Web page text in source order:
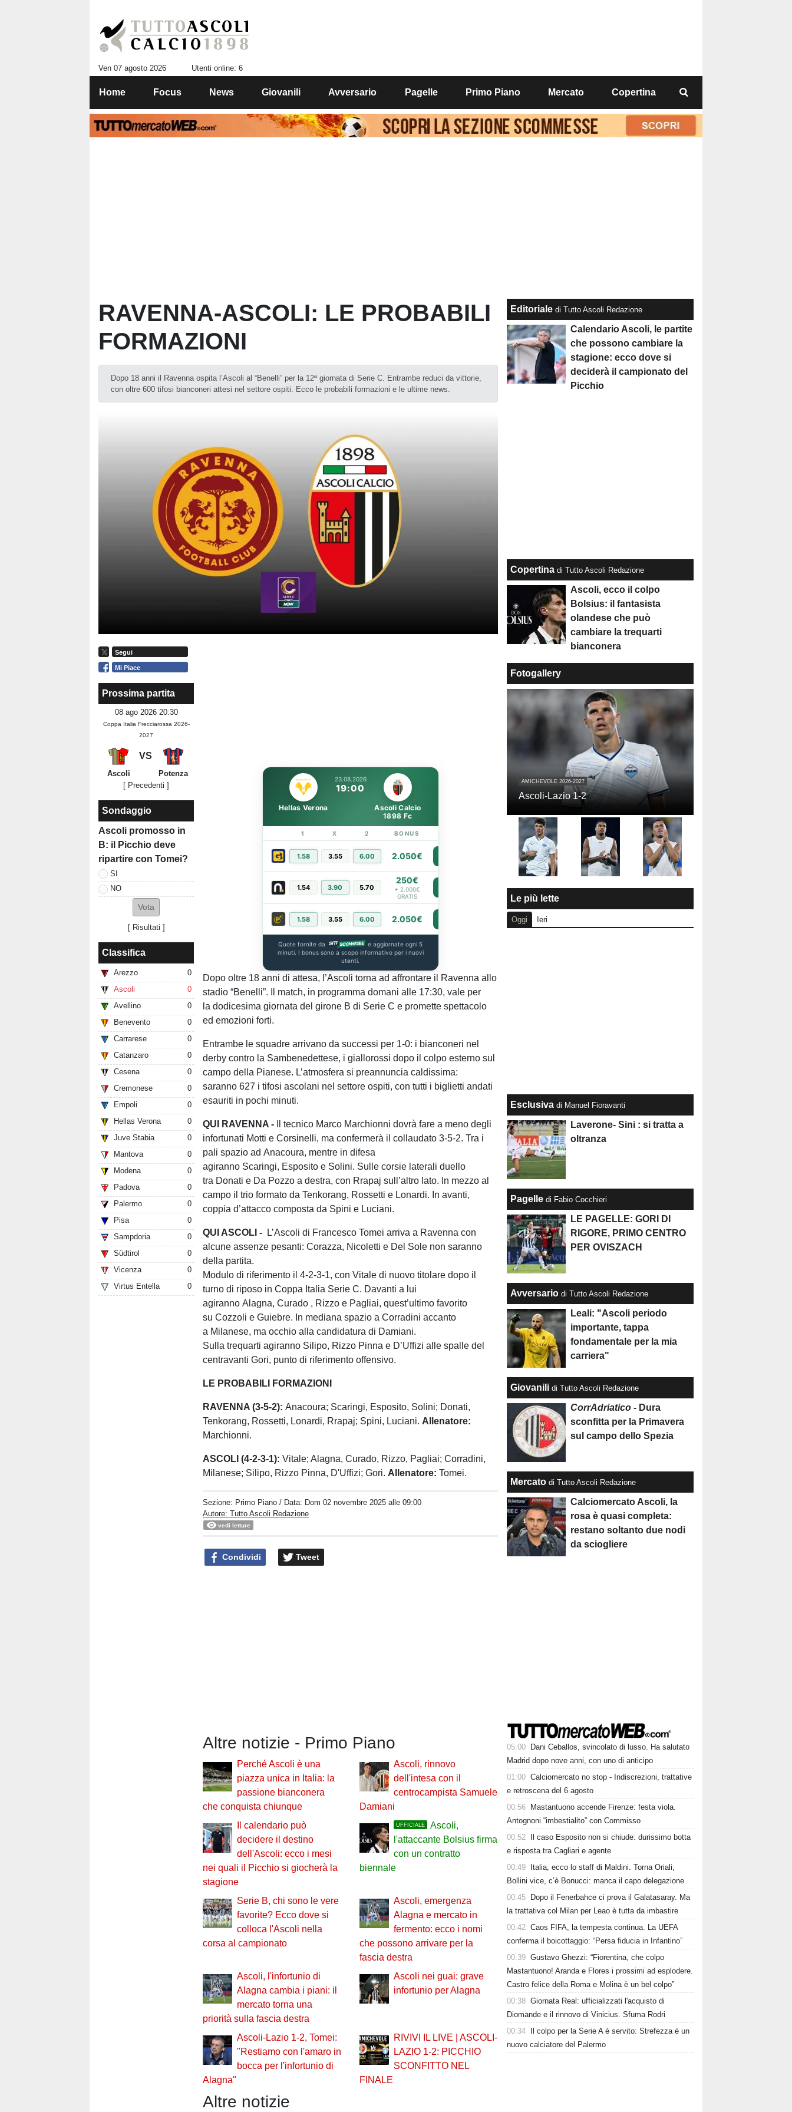
Ven 07 agosto 2026 Utenti online: 6
Home Focus News Giovanili Avversario Pagelle Primo Piano Mercato Copertina
RAVENNA-ASCOLI: LE PROBABILI
FORMAZIONI
Dopo 18 anni il Ravenna ospita l’Ascoli al “Benelli” per la 12ª giornata di Serie C. Entrambe reduci da vittorie,
con oltre 600 tifosi bianconeri attesi nel settore ospiti. Ecco le probabili formazioni e le ultime news.
Segui
Mi Piace
Prossima partita
08 ago 2026 20:30
Coppa Italia Frecciarossa 2026-
2027
VS
Ascoli
Potenza
[ Precedenti ]
Sondaggio
Ascoli promosso in
B: il Picchio deve
ripartire con Tomei?
SI
NO
[ Risultati ]
Classifica
Arezzo
0
Ascoli
0
Avellino
0
Benevento
0
Carrarese
0
Catanzaro
0
Cesena
0
Cremonese
0
Empoli
0
Hellas Verona
0
Juve Stabia
0
Mantova
0
Modena
0
Padova
0
Palermo
0
Pisa
0
Sampdoria
0
Südtirol
0
Vicenza
0
Virtus Entella
0
23.08.2026
19:00
Hellas Verona
Ascoli Calcio
1898 Fc
1 X 2 BONUS
1.58 3.55 6.00 2.050€
1.54 3.90 5.70
250€
+ 2.000€
GRATIS
1.58 3.55 6.00 2.050€
Quote fornite da
e aggiornate ogni 5
minuti. I bonus sono a scopo informativo per i nuovi
utenti.
Dopo oltre 18 anni di attesa, l’Ascoli torna ad affrontare il Ravenna allo
stadio “Benelli”. Il match, in programma domani alle 17:30, vale per
la dodicesima giornata del girone B di Serie C e promette spettacolo
ed emozioni forti.
Entrambe le squadre arrivano da successi per 1-0: i bianconeri nel
derby contro la Sambenedettese, i giallorossi dopo il colpo esterno sul
campo della Pianese. L’atmosfera si preannuncia caldissima:
saranno 627 i tifosi ascolani nel settore ospiti, con tutti i biglietti andati
esauriti in pochi minuti.
QUI RAVENNA - Il tecnico Marco Marchionni dovrà fare a meno degli
infortunati Motti e Corsinelli, ma confermerà il collaudato 3-5-2. Tra i
pali spazio ad Anacoura, mentre in difesa
agiranno Scaringi, Esposito e Solini. Sulle corsie laterali duello
tra Donati e Da Pozzo a destra, con Rrapaj sull’altro lato. In mezzo al
campo il trio formato da Tenkorang, Rossetti e Lonardi. In avanti,
coppia d’attacco composta da Spini e Luciani.
QUI ASCOLI - L’Ascoli di Francesco Tomei arriva a Ravenna con
alcune assenze pesanti: Corazza, Nicoletti e Del Sole non saranno
della partita.
Modulo di riferimento il 4-2-3-1, con Vitale di nuovo titolare dopo il
turno di riposo in Coppa Italia Serie C. Davanti a lui
agiranno Alagna, Curado , Rizzo e Pagliai, quest’ultimo favorito
su Cozzoli e Guiebre. In mediana spazio a Corradini accanto
a Milanese, ma occhio alla candidatura di Damiani.
Sulla trequarti agiranno Silipo, Rizzo Pinna e D’Uffizi alle spalle del
centravanti Gori, punto di riferimento offensivo.
LE PROBABILI FORMAZIONI
RAVENNA (3-5-2):Anacoura; Scaringi, Esposito, Solini; Donati,
Tenkorang, Rossetti, Lonardi, Rrapaj; Spini, Luciani. Allenatore:
Marchionni.
ASCOLI (4-2-3-1):Vitale; Alagna, Curado, Rizzo, Pagliai; Corradini,
Milanese; Silipo, Rizzo Pinna, D'Uffizi; Gori. Allenatore: Tomei.
Sezione: Primo Piano / Data: Dom 02 novembre 2025 alle 09:00
Autore: Tutto Ascoli Redazione
vedi letture
Condividi Tweet
Altre notizie - Primo Piano
Perché Ascoli è una
piazza unica in Italia: la
passione bianconera
che conquista chiunque
Ascoli, rinnovo
dell'intesa con il
centrocampista Samuele
Damiani
Il calendario può
decidere il destino
dell'Ascoli: ecco i mesi
nei quali il Picchio si giocherà la
stagione
UFFICIALE
Ascoli,
l'attaccante Bolsius firma
con un contratto
biennale
Serie B, chi sono le vere
favorite? Ecco dove si
colloca l'Ascoli nella
corsa al campionato
Ascoli, emergenza
Alagna e mercato in
fermento: ecco i nomi
che possono arrivare per la
fascia destra
Ascoli, l'infortunio di
Alagna cambia i piani: il
mercato torna una
priorità sulla fascia destra
Ascoli nei guai: grave
infortunio per Alagna
Ascoli-Lazio 1-2, Tomei:
"Restiamo con l'amaro in
bocca per l'infortunio di
Alagna"
RIVIVI IL LIVE | ASCOLI-
LAZIO 1-2: PICCHIO
SCONFITTO NEL
FINALE
Altre notizie
Editoriale di Tutto Ascoli Redazione
Calendario Ascoli, le partite
che possono cambiare la
stagione: ecco dove si
deciderà il campionato del
Picchio
Copertina di Tutto Ascoli Redazione
Ascoli, ecco il colpo
Bolsius: il fantasista
olandese che può
cambiare la trequarti
bianconera
Fotogallery
AMICHEVOLE 2026-2027
Ascoli-Lazio 1-2
Le più lette
Oggi Ieri
Esclusiva di Manuel Fioravanti
Laverone- Sini : si tratta a
oltranza
Pagelle di Fabio Cocchieri
LE PAGELLE: GORI DI
RIGORE, PRIMO CENTRO
PER OVISZACH
Avversario di Tutto Ascoli Redazione
Leali: "Ascoli periodo
importante, tappa
fondamentale per la mia
carriera"
Giovanili di Tutto Ascoli Redazione
CorrAdriatico - Dura
sconfitta per la Primavera
sul campo dello Spezia
Mercato di Tutto Ascoli Redazione
Calciomercato Ascoli, la
rosa è quasi completa:
restano soltanto due nodi
da sciogliere
05:00
Dani Ceballos, svincolato di lusso. Ha salutato
Madrid dopo nove anni, con uno di anticipo
01:00 Calciomercato no stop - Indiscrezioni, trattative
e retroscena del 6 agosto
00:56
Mastantuono accende Firenze: festa viola.
Antognoni “imbestialito” con Commisso
00:52
Il caso Esposito non si chiude: durissimo botta
e risposta tra Cagliari e agente
00:49
Italia, ecco lo staff di Maldini. Torna Oriali,
Bollini vice, c’è Bonucci: manca il capo delegazione
00:45
Dopo il Fenerbahce ci prova il Galatasaray. Ma
la trattativa col Milan per Leao è tutta da imbastire
00:42 Caos FIFA, la tempesta continua. La UEFA
conferma il boicottaggio: “Persa fiducia in Infantino”
00:39 Gustavo Ghezzi: “Fiorentina, che colpo
Mastantuono! Aranda e Flores i prossimi ad esplodere.
Castro felice della Roma e Molina è un bel colpo”
00:38 Giornata Real: ufficializzati l'acquisto di
Diomande e il rinnovo di Vinicius. Sfuma Rodri
00:34
Il colpo per la Serie A è servito: Strefezza è un
nuovo calciatore del Palermo